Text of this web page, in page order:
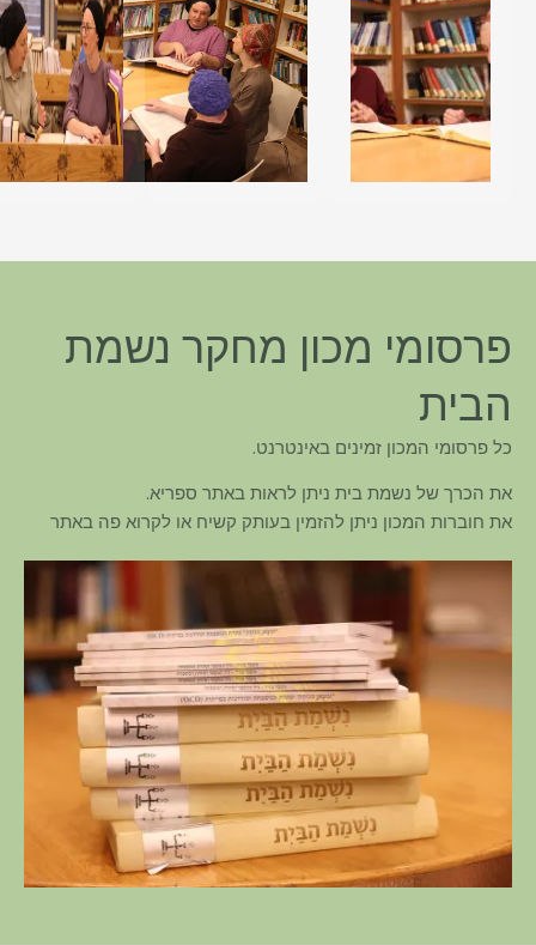
פרסומי מכון מחקר נשמת
הבית
כל פרסומי המכון זמינים באינטרנט.
את הכרך של נשמת בית ניתן לראות באתר ספריא.
את חוברות המכון ניתן להזמין בעותק קשיח או לקרוא פה באתר